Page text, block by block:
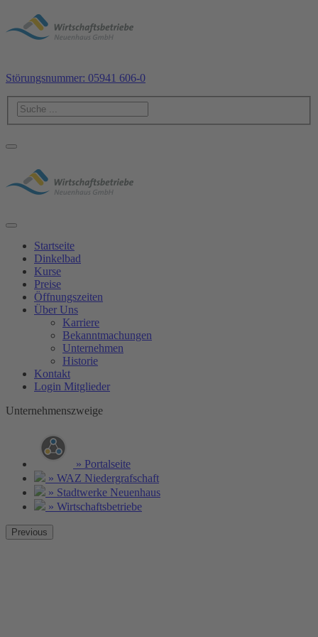
Störungsnummer: 05941 606-0
Startseite
Dinkelbad
Kurse
Preise
Öffnungszeiten
Über Uns
Karriere
Bekanntmachungen
Unternehmen
Historie
Kontakt
Login Mitglieder
Unternehmenszweige
» Portalseite
» WAZ Niedergrafschaft
» Stadtwerke Neuenhaus
» Wirtschaftsbetriebe
Previous